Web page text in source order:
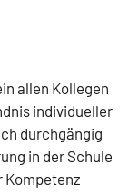
allen Kollegen
individueller
durchgängig
in der Schule
Kompetenz